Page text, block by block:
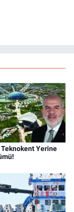
Yerine